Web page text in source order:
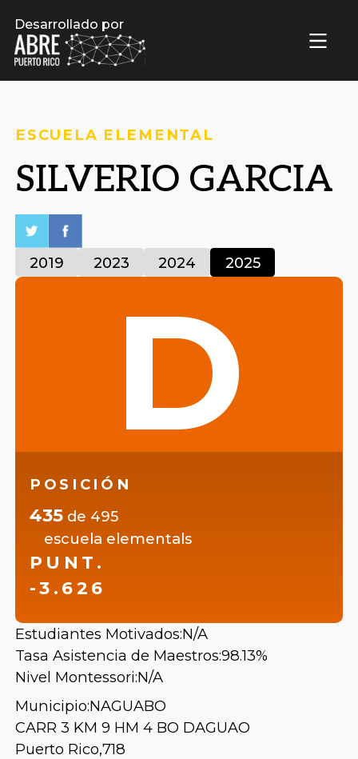
Desarrollado por
ESCUELA ELEMENTAL
SILVERIO GARCIA
2019 2023 2024 2025
D
POSICIÓN
435 de 495
escuela elementals
PUNT.
-3.626
Estudiantes Motivados:N/A
Tasa Asistencia de Maestros:98.13%
Nivel Montessori:N/A
Municipio:NAGUABO
CARR 3 KM 9 HM 4 BO DAGUAO
Puerto Rico,718